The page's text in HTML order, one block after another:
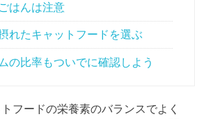
はんは注意
れたキャットフードを選ぶ
の比率もついでに確認しよう
フードの栄養素のバランスでよく